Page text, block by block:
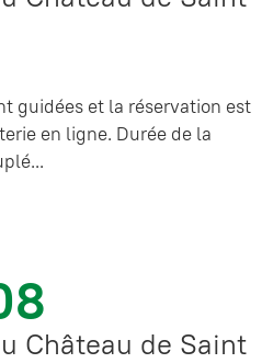
guidées et la réservation est
en ligne. Durée de la
Château de Saint